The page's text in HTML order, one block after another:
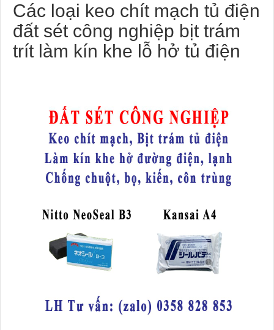
Các loại keo chít mạch tủ điện
đất sét công nghiệp bịt trám
trít làm kín khe lỗ hở tủ điện